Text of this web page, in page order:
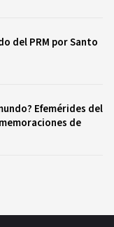
del PRM por Santo
Efemérides del
de